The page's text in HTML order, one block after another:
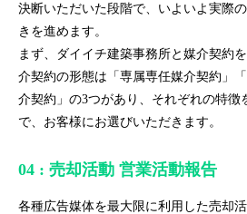
決断いただいた段階で、いよいよ実際
きを進めます。
まず、ダイイチ建築事務所と媒介契約
介契約の形態は「専属専任媒介契約」
介契約」の3つがあり、それぞれの特徴
で、お客様にお選びいただきます。
04 : 売却活動 営業活動報告
各種広告媒体を最大限に利用した売却活